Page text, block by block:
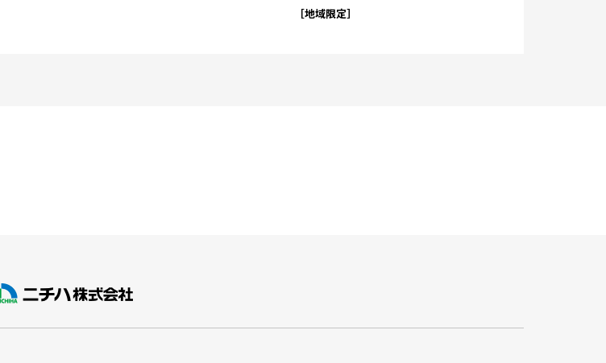
［地域限定］